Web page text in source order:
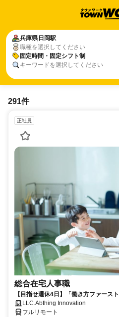
兵庫県 日岡駅
職種を選択してください
固定時間・固定シフト制
キーワードを選択してください
291件
正社員
総合在宅人事職
【目指せ週休4日】「働き方ファース
て活躍する人事ポジション｜20代30代
LLC.Abthing Innovation
フルリモート